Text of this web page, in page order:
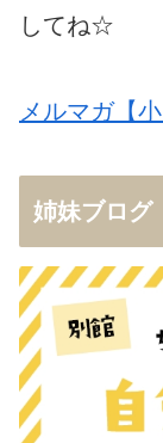
してね☆
メルマガ【
姉妹ブログ